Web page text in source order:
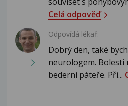
Celá odpověď
Odpovídá lékař:
Dobrý den, také
neurologem. Bolesti
bederní páteře. Při...